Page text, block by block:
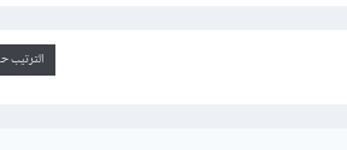
الترتيب